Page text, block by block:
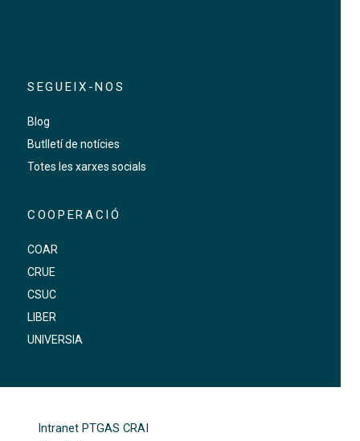
SEGUEIX-NOS
Blog
Butlletí de notícies
Totes les xarxes socials
COOPERACIÓ
COAR
CRUE
CSUC
LIBER
UNIVERSIA
Intranet PTGAS CRAI